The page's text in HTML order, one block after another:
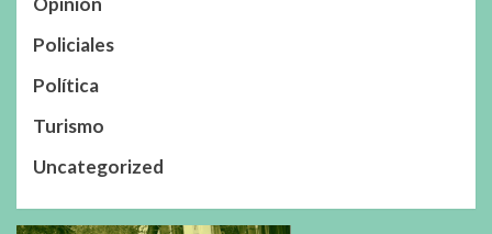
Policiales
Política
Turismo
Uncategorized